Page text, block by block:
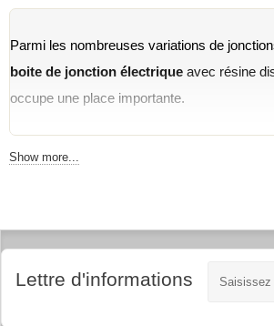
boite de jonction électrique avec résine
occupe une place importante.
?
électrique.
Les boites de jonction électrique sont
dérivation, la dérivation parallèle et
disponibles avec ou sans connectique (à
Show more...
Lettre d'informations